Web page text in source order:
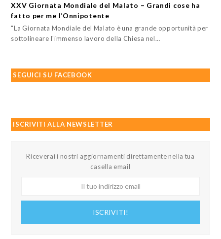
XXV Giornata Mondiale del Malato – Grandi cose ha
fatto per me l’Onnipotente
"La Giornata Mondiale del Malato è una grande opportunità per
sottolineare l'immenso lavoro della Chiesa nel…
SEGUICI SU FACEBOOK
ISCRIVITI ALLA NEWSLETTER
Riceverai i nostri aggiornamenti direttamente nella tua
casella email
ISCRIVITI!